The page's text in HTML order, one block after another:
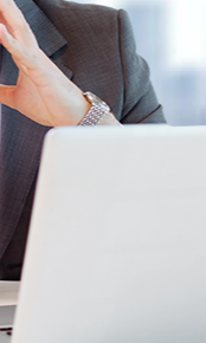
систем.
с внешними